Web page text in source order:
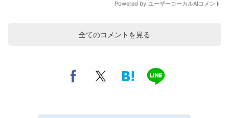
全てのコメントを見る